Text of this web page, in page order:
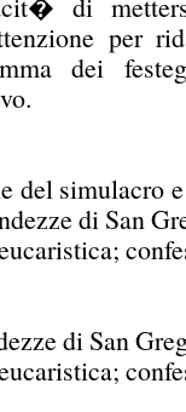
per
dei
del simulacro
di San
di San